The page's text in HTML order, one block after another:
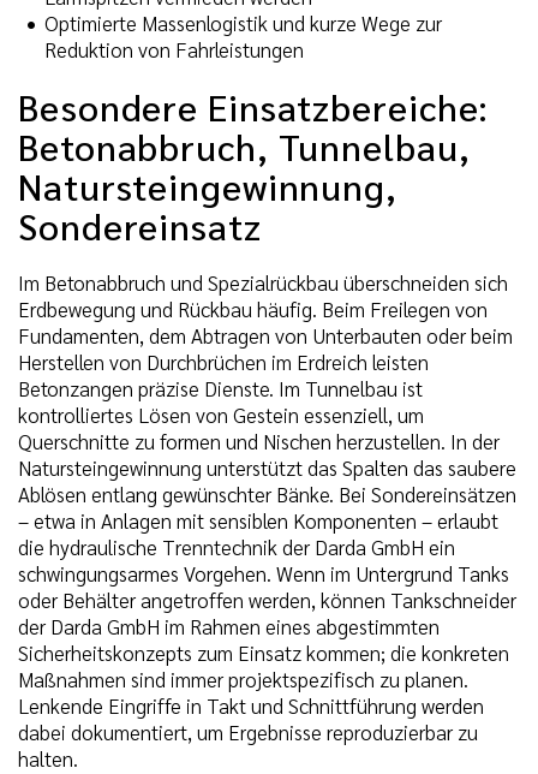
Optimierte Massenlogistik und kurze Wege zur
Reduktion von Fahrleistungen
Besondere Einsatzbereiche:
Betonabbruch, Tunnelbau,
Natursteingewinnung,
Sondereinsatz
Im Betonabbruch und Spezialrückbau überschneiden sich
Erdbewegung und Rückbau häufig. Beim Freilegen von
Fundamenten, dem Abtragen von Unterbauten oder beim
Herstellen von Durchbrüchen im Erdreich leisten
Betonzangen präzise Dienste. Im Tunnelbau ist
kontrolliertes Lösen von Gestein essenziell, um
Querschnitte zu formen und Nischen herzustellen. In der
Natursteingewinnung unterstützt das Spalten das saubere
Ablösen entlang gewünschter Bänke. Bei Sondereinsätzen
– etwa in Anlagen mit sensiblen Komponenten – erlaubt
die hydraulische Trenntechnik der Darda GmbH ein
schwingungsarmes Vorgehen. Wenn im Untergrund Tanks
oder Behälter angetroffen werden, können Tankschneider
der Darda GmbH im Rahmen eines abgestimmten
Sicherheitskonzepts zum Einsatz kommen; die konkreten
Maßnahmen sind immer projektspezifisch zu planen.
Lenkende Eingriffe in Takt und Schnittführung werden
dabei dokumentiert, um Ergebnisse reproduzierbar zu
halten.